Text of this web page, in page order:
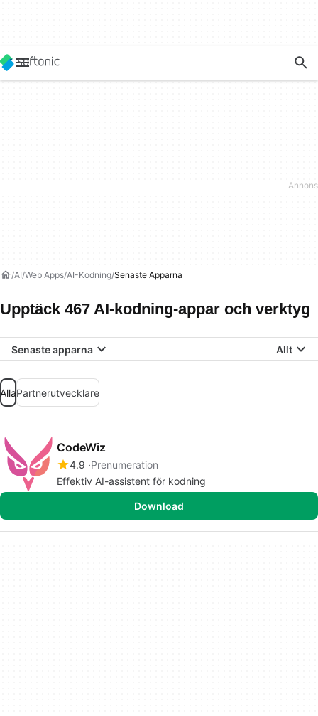
AI Web Apps AI-Kodning Senaste Apparna
Upptäck 467 AI-kodning-appar och verktyg
Senaste apparna Allt
AllaPartnerutvecklare
CodeWiz
4.9 Prenumeration
Effektiv AI-assistent för kodning
Download